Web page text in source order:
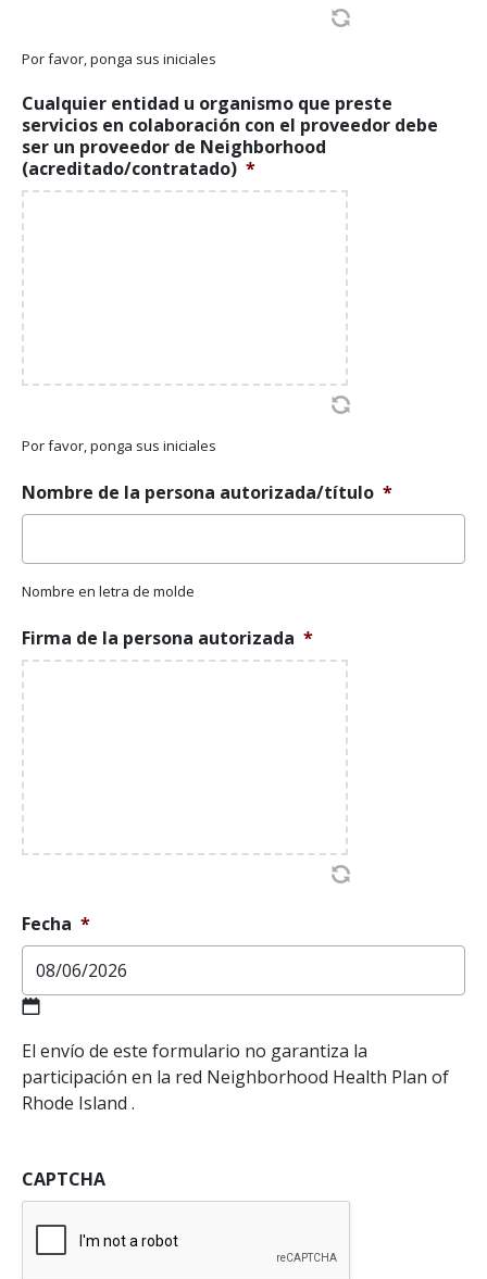
Por favor, ponga sus iniciales
Cualquier entidad u organismo que preste
servicios en colaboración con el proveedor debe
ser un proveedor de Neighborhood
(acreditado/contratado) *
Por favor, ponga sus iniciales
Nombre de la persona autorizada/título *
Nombre en letra de molde
Firma de la persona autorizada *
Fecha *
barra
oblicua
DD
AAAA
El envío de este formulario no garantiza la
participación en la red Neighborhood Health Plan of
Rhode Island .
CAPTCHA